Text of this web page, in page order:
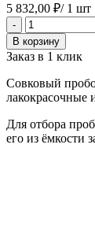
5 832,00 ₽/ 1 шт
-
Количество
товара
Совковый
для
краски
СПП-540
В корзину
Заказ в 1 клик
Совковый
лакокрасочные
Для отбора
его из ёмкости